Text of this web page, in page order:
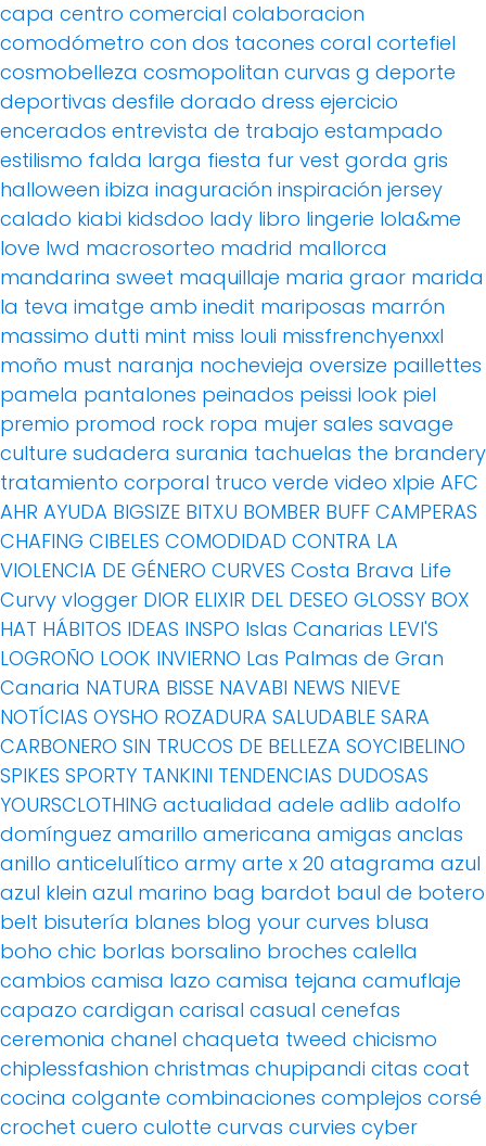
capa centro comercial colaboracion
comodómetro con dos tacones coral cortefiel
cosmobelleza cosmopolitan curvas g deporte
deportivas desfile dorado dress ejercicio
encerados entrevista de trabajo estampado
estilismo falda larga fiesta fur vest gorda gris
halloween ibiza inaguración inspiración jersey
calado kiabi kidsdoo lady libro lingerie lola&me
love lwd macrosorteo madrid mallorca
mandarina sweet maquillaje maria graor marida
la teva imatge amb inedit mariposas marrón
massimo dutti mint miss louli missfrenchyenxxl
moño must naranja nochevieja oversize paillettes
pamela pantalones peinados peissi look piel
premio promod rock ropa mujer sales savage
culture sudadera surania tachuelas the brandery
tratamiento corporal truco verde video xlpie AFC
AHR AYUDA BIGSIZE BITXU BOMBER BUFF CAMPERAS
CHAFING CIBELES COMODIDAD CONTRA LA
VIOLENCIA DE GÉNERO CURVES Costa Brava Life
Curvy vlogger DIOR ELIXIR DEL DESEO GLOSSY BOX
HAT HÁBITOS IDEAS INSPO Islas Canarias LEVI'S
LOGROÑO LOOK INVIERNO Las Palmas de Gran
Canaria NATURA BISSE NAVABI NEWS NIEVE
NOTÍCIAS OYSHO ROZADURA SALUDABLE SARA
CARBONERO SIN TRUCOS DE BELLEZA SOYCIBELINO
SPIKES SPORTY TANKINI TENDENCIAS DUDOSAS
YOURSCLOTHING actualidad adele adlib adolfo
domínguez amarillo americana amigas anclas
anillo anticelulítico army arte x 20 atagrama azul
azul klein azul marino bag bardot baul de botero
belt bisutería blanes blog your curves blusa
boho chic borlas borsalino broches calella
cambios camisa lazo camisa tejana camuflaje
capazo cardigan carisal casual cenefas
ceremonia chanel chaqueta tweed chicismo
chiplessfashion christmas chupipandi citas coat
cocina colgante combinaciones complejos corsé
crochet cuero culotte curvas curvies cyber